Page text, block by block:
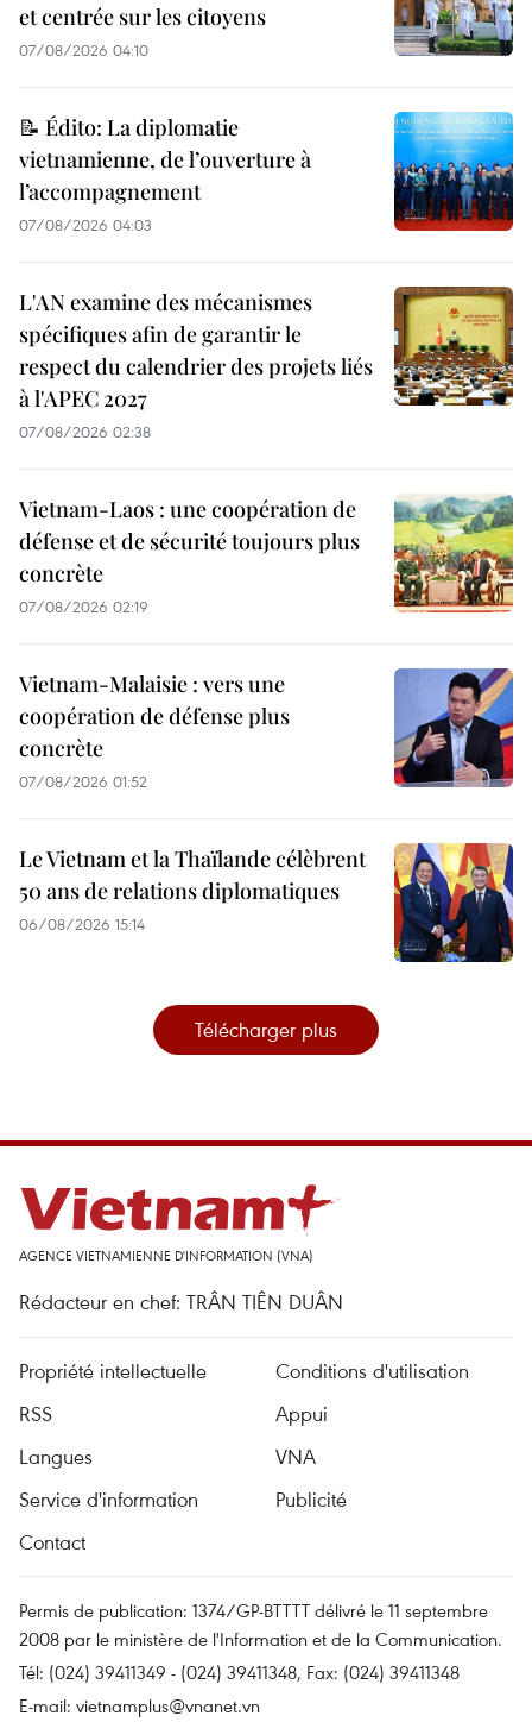
et centrée sur les citoyens
07/08/2026 04:10
📝 Édito: La diplomatie
vietnamienne, de l’ouverture à
l’accompagnement
07/08/2026 04:03
L'AN examine des mécanismes
spécifiques afin de garantir le
respect du calendrier des projets liés
à l'APEC 2027
07/08/2026 02:38
Vietnam-Laos : une coopération de
défense et de sécurité toujours plus
concrète
07/08/2026 02:19
Vietnam-Malaisie : vers une
coopération de défense plus
concrète
07/08/2026 01:52
Le Vietnam et la Thaïlande célèbrent
50 ans de relations diplomatiques
06/08/2026 15:14
Télécharger plus
AGENCE VIETNAMIENNE D'INFORMATION (VNA)
Rédacteur en chef: TRÂN TIÊN DUÂN
Propriété intellectuelle
Conditions d'utilisation
RSS
Appui
Langues
VNA
Service d'information
Publicité
Contact
Permis de publication: 1374/GP-BTTTT délivré le 11 septembre
2008 par le ministère de l'Information et de la Communication.
Tél: (024) 39411349 - (024) 39411348, Fax: (024) 39411348
E-mail: vietnamplus@vnanet.vn